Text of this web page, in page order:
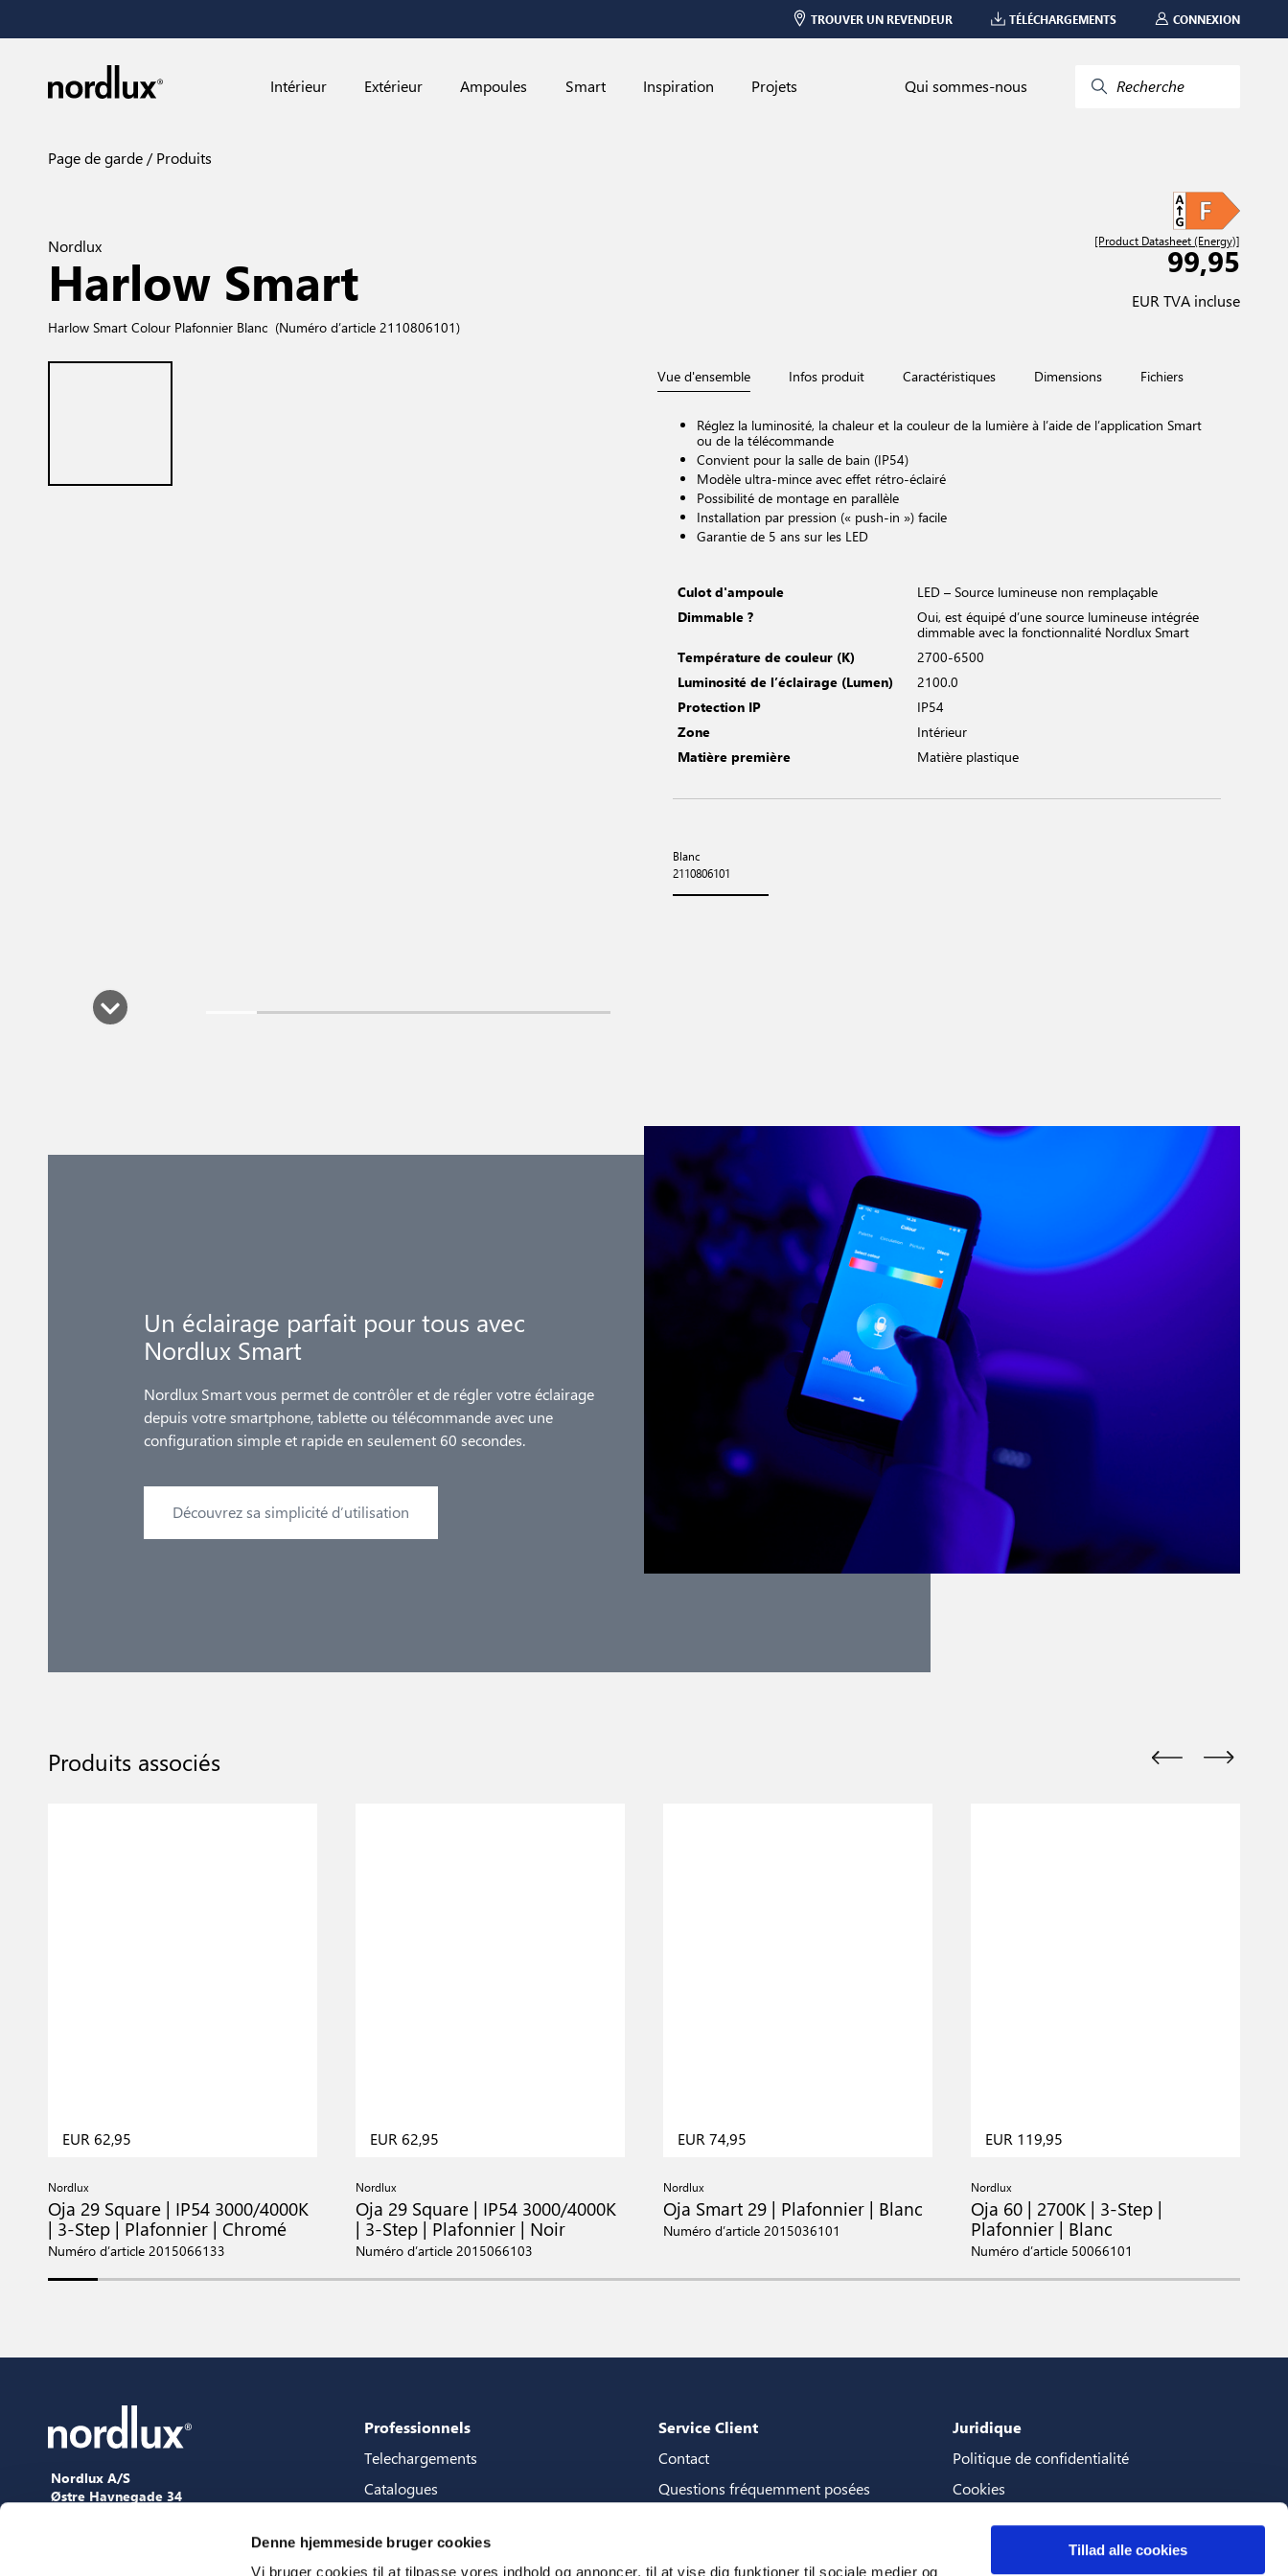
Denne hjemmeside bruger cookies
Vi bruger cookies til at tilpasse vores indhold og annoncer, til at vise dig funktioner til sociale medier og
Tillad alle cookies
TROUVER UN REVENDEUR TÉLÉCHARGEMENTS CONNEXION
Intérieur Extérieur Ampoules Smart Inspiration Projets Qui sommes-nous Recherche
Page de garde Produits
Nordlux
Harlow Smart
Harlow Smart Colour Plafonnier Blanc (Numéro d’article 2110806101)
[Product Datasheet (Energy)]
99,95
EUR TVA incluse
Vue d'ensemble Infos produit Caractéristiques Dimensions Fichiers
Réglez la luminosité, la chaleur et la couleur de la lumière à l’aide de l’application Smart
ou de la télécommande
Convient pour la salle de bain (IP54)
Modèle ultra-mince avec effet rétro-éclairé
Possibilité de montage en parallèle
Installation par pression (« push-in ») facile
Garantie de 5 ans sur les LED
Culot d'ampoule
LED – Source lumineuse non remplaçable
Dimmable ?
Oui, est équipé d’une source lumineuse intégrée
dimmable avec la fonctionnalité Nordlux Smart
Température de couleur (K)
2700-6500
Luminosité de l’éclairage (Lumen)
2100.0
Protection IP
IP54
Zone
Intérieur
Matière première
Matière plastique
Blanc
2110806101
Un éclairage parfait pour tous avec
Nordlux Smart
Nordlux Smart vous permet de contrôler et de régler votre éclairage
depuis votre smartphone, tablette ou télécommande avec une
configuration simple et rapide en seulement 60 secondes.
Découvrez sa simplicité d’utilisation
Produits associés
EUR 62,95
Nordlux
Oja 29 Square | IP54 3000/4000K
| 3-Step | Plafonnier | Chromé
Numéro d’article 2015066133
EUR 62,95
Nordlux
Oja 29 Square | IP54 3000/4000K
| 3-Step | Plafonnier | Noir
Numéro d’article 2015066103
EUR 74,95
Nordlux
Oja Smart 29 | Plafonnier | Blanc
Numéro d’article 2015036101
EUR 119,95
Nordlux
Oja 60 | 2700K | 3-Step |
Plafonnier | Blanc
Numéro d’article 50066101
Nordlux A/S
Østre Havnegade 34
Professionnels
Telechargements
Catalogues
Guide de la boutique de contenu
Service Client
Contact
Questions fréquemment posées
Juridique
Politique de confidentialité
Cookies